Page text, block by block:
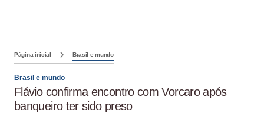
Página inicial Brasil e mundo
Brasil e mundo
Flávio confirma encontro com Vorcaro após
banqueiro ter sido preso